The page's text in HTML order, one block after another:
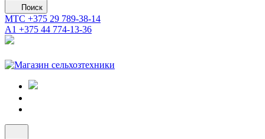
Поиск
МТС +375 29 789-38-14
А1 +375 44 774-13-36